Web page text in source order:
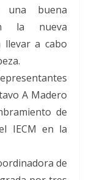
una buena
la nueva
llevar a cabo
A Madero
de
IECM en la
de